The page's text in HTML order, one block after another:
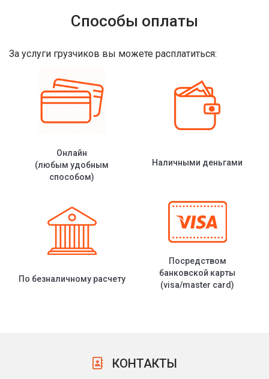
Способы оплаты
За услуги грузчиков вы можете расплатиться:
Онлайн
(любым удобным
способом)
Наличными деньгами
По безналичному расчету
Посредством
банковской карты
(visa/master card)
КОНТАКТЫ